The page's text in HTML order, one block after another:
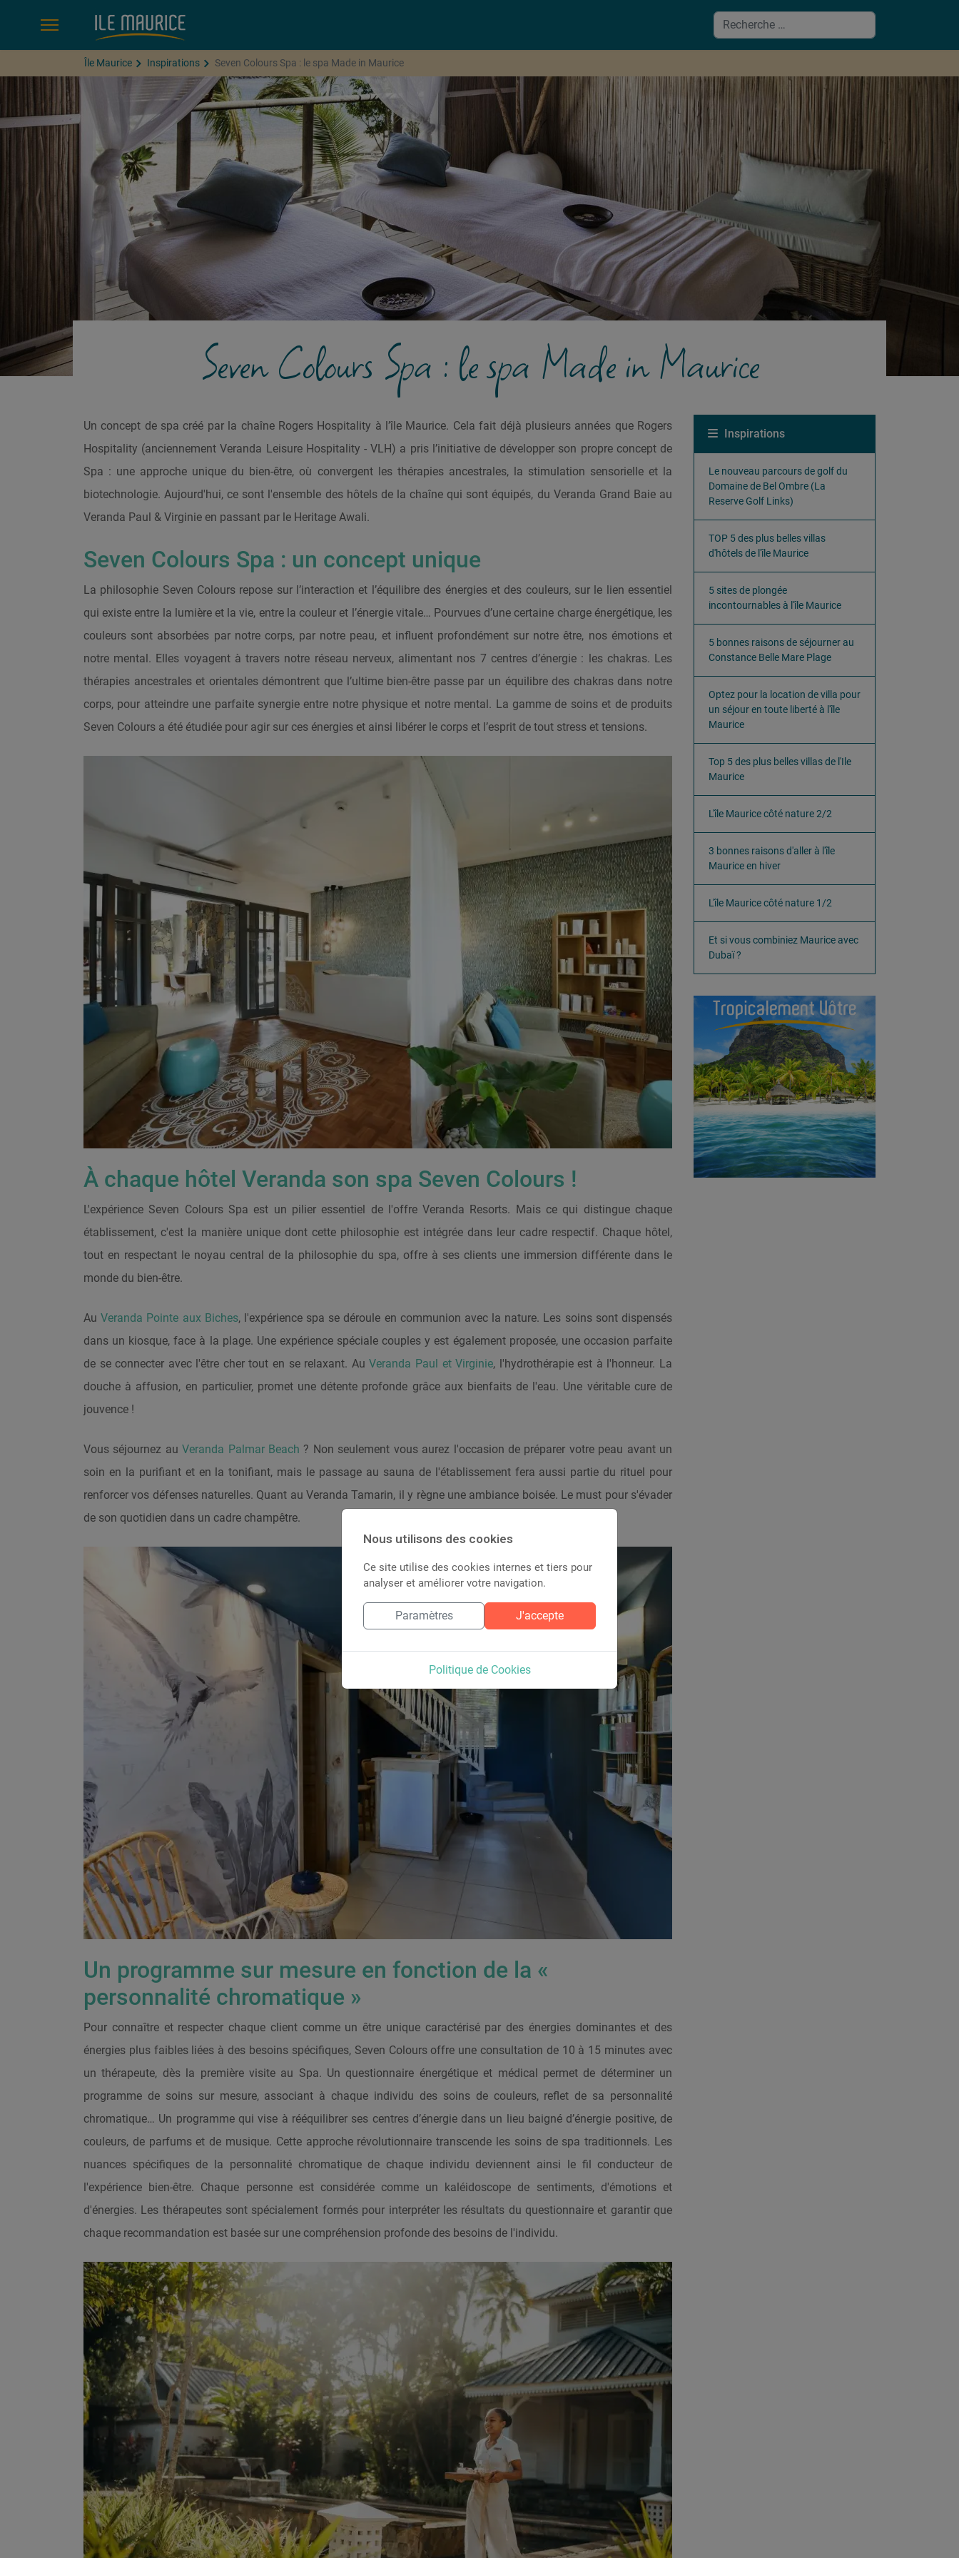
Valider
Île Maurice Inspirations Seven Colours Spa : le spa Made in Maurice
Seven Colours Spa : le spa Made in Maurice
Un concept de spa créé par la chaîne Rogers Hospitality à l’île Maurice. Cela fait déjà plusieurs années que Rogers
Hospitality (anciennement Veranda Leisure Hospitality - VLH) a pris l’initiative de développer son propre concept de
Spa : une approche unique du bien-être, où convergent les thérapies ancestrales, la stimulation sensorielle et la
biotechnologie. Aujourd'hui, ce sont l'ensemble des hôtels de la chaîne qui sont équipés, du Veranda Grand Baie au
Veranda Paul & Virginie en passant par le Heritage Awali.
Seven Colours Spa : un concept unique
La philosophie Seven Colours repose sur l’interaction et l’équilibre des énergies et des couleurs, sur le lien essentiel
qui existe entre la lumière et la vie, entre la couleur et l’énergie vitale… Pourvues d’une certaine charge énergétique, les
couleurs sont absorbées par notre corps, par notre peau, et influent profondément sur notre être, nos émotions et
notre mental. Elles voyagent à travers notre réseau nerveux, alimentant nos 7 centres d’énergie : les chakras. Les
thérapies ancestrales et orientales démontrent que l’ultime bien-être passe par un équilibre des chakras dans notre
corps, pour atteindre une parfaite synergie entre notre physique et notre mental. La gamme de soins et de produits
Seven Colours a été étudiée pour agir sur ces énergies et ainsi libérer le corps et l’esprit de tout stress et tensions.
À chaque hôtel Veranda son spa Seven Colours !
L'expérience Seven Colours Spa est un pilier essentiel de l'offre Veranda Resorts. Mais ce qui distingue chaque
établissement, c'est la manière unique dont cette philosophie est intégrée dans leur cadre respectif. Chaque hôtel,
tout en respectant le noyau central de la philosophie du spa, offre à ses clients une immersion différente dans le
monde du bien-être.
AuVeranda Pointe aux Biches, l'expérience spa se déroule en communion avec la nature. Les soins sont dispensés
dans un kiosque, face à la plage. Une expérience spéciale couples y est également proposée, une occasion parfaite
de se connecter avec l'être cher tout en se relaxant. AuVeranda Paul et Virginie, l'hydrothérapie est à l'honneur. La
douche à affusion, en particulier, promet une détente profonde grâce aux bienfaits de l'eau. Une véritable cure de
jouvence !
Vous séjournez auVeranda Palmar Beach ? Non seulement vous aurez l'occasion de préparer votre peau avant un
soin en la purifiant et en la tonifiant, mais le passage au sauna de l'établissement fera aussi partie du rituel pour
renforcer vos défenses naturelles. Quant au Veranda Tamarin, il y règne une ambiance boisée. Le must pour s'évader
de son quotidien dans un cadre champêtre.
Un programme sur mesure en fonction de la «
personnalité chromatique »
Pour connaître et respecter chaque client comme un être unique caractérisé par des énergies dominantes et des
énergies plus faibles liées à des besoins spécifiques, Seven Colours offre une consultation de 10 à 15 minutes avec
un thérapeute, dès la première visite au Spa. Un questionnaire énergétique et médical permet de déterminer un
programme de soins sur mesure, associant à chaque individu des soins de couleurs, reflet de sa personnalité
chromatique… Un programme qui vise à rééquilibrer ses centres d’énergie dans un lieu baigné d’énergie positive, de
couleurs, de parfums et de musique. Cette approche révolutionnaire transcende les soins de spa traditionnels. Les
nuances spécifiques de la personnalité chromatique de chaque individu deviennent ainsi le fil conducteur de
l'expérience bien-être. Chaque personne est considérée comme un kaléidoscope de sentiments, d'émotions et
d'énergies. Les thérapeutes sont spécialement formés pour interpréter les résultats du questionnaire et garantir que
chaque recommandation est basée sur une compréhension profonde des besoins de l'individu.
Inspirations
Le nouveau parcours de golf du
Domaine de Bel Ombre (La
Reserve Golf Links)
TOP 5 des plus belles villas
d'hôtels de l'île Maurice
5 sites de plongée
incontournables à l'île Maurice
5 bonnes raisons de séjourner au
Constance Belle Mare Plage
Optez pour la location de villa pour
un séjour en toute liberté à l'île
Maurice
Top 5 des plus belles villas de l'Ile
Maurice
L'île Maurice côté nature 2/2
3 bonnes raisons d'aller à l'île
Maurice en hiver
L'île Maurice côté nature 1/2
Et si vous combiniez Maurice avec
Dubaï ?
Nous utilisons des cookies
Ce site utilise des cookies internes et tiers pour
analyser et améliorer votre navigation.
Paramètres J'accepte
Politique de Cookies